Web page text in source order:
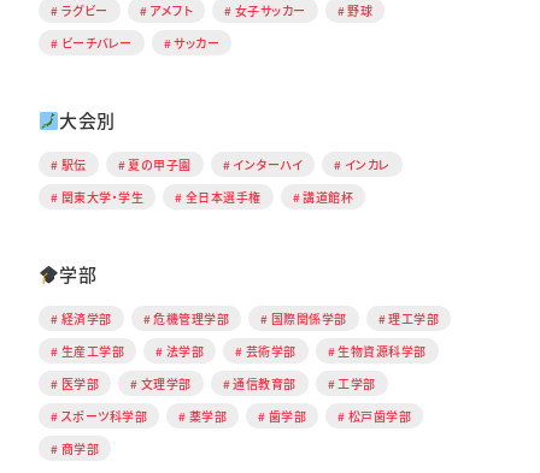
ラグビー
アメフト 女子サッカー
野球
ビーチバレー
サッカー
大会別
駅伝 夏の甲子園 インターハイ
インカレ
関東大学・学生
全日本選手権 講道館杯
学部
経済学部 危機管理学部 国際関係学部
理工学部
生産工学部
法学部 芸術学部
生物資源科学部
医学部
文理学部 通信教育部
工学部
スポーツ科学部
薬学部 歯学部
松戸歯学部
商学部